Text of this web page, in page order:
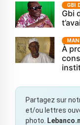
GBI
Gbi
À
Partagez sur
et/ou lettres
photo.